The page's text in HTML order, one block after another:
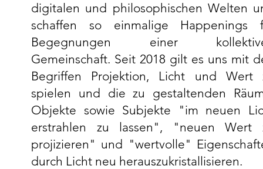
digitalen und philosophischen Welten
schaffen so einmalige Happenings
Begegnungen einer
Gemeinschaft. Seit 2018 gilt es uns mit
Begriffen Projektion, Licht und Wert
spielen und die zu gestaltenden
Objekte sowie Subjekte "im neuen
erstrahlen zu lassen", "neuen Wert
projizieren" und "wertvolle"
durch Licht neu herauszukristallisieren.